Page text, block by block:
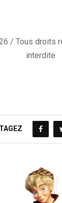
/ Tous droits
interdite